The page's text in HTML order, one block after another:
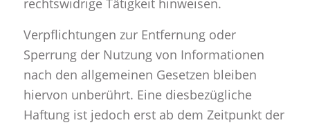
rechtswidrige Tätigkeit hinweisen.
Verpflichtungen zur Entfernung oder
Sperrung der Nutzung von Informationen
nach den allgemeinen Gesetzen bleiben
hiervon unberührt. Eine diesbezügliche
Haftung ist jedoch erst ab dem Zeitpunkt der